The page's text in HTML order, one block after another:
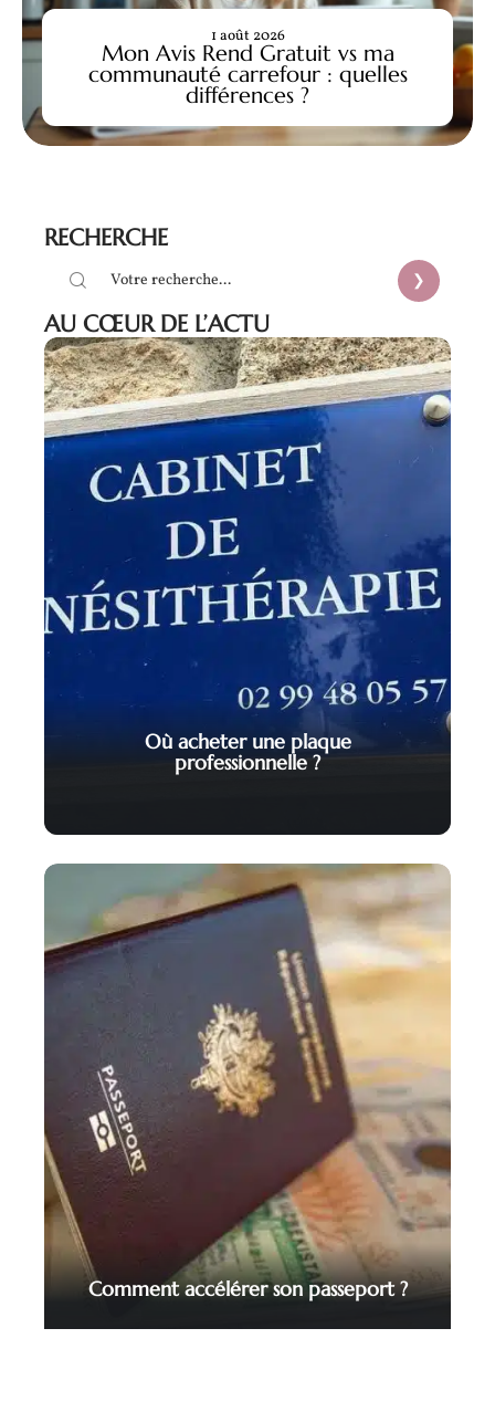
Mon Avis Rend Gratuit vs ma
communauté carrefour : quelles
différences ?
1 août 2026
RECHERCHE
AU CŒUR DE L’ACTU
Où acheter une plaque
professionnelle ?
Comment accélérer son passeport ?